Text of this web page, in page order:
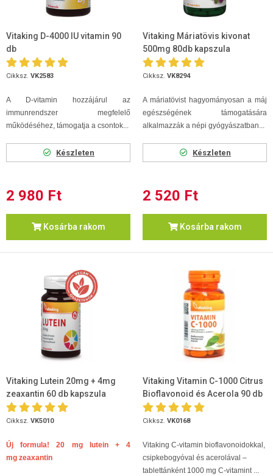
Vitaking D-4000 IU vitamin 90
db
Cikksz. VK2583
A D-vitamin hozzájárul az
immunrendszer megfelelő
működéséhez, támogatja a csontok...
Készleten
2 980 Ft
Kosárba rakom
Vitaking Máriatövis kivonat
500mg 80db kapszula
Cikksz. VK8294
A máriatövist hagyományosan a máj
egészségének támogatására
alkalmazzák a népi gyógyászatban...
Készleten
2 520 Ft
Kosárba rakom
Vitaking Lutein 20mg + 4mg
zeaxantin 60 db kapszula
Cikksz. VK5010
Új formula! 20 mg lutein + 4
mg zeaxantin
Vitaking Vitamin C-1000 Citrus
Bioflavonoid és Acerola 90 db
Cikksz. VK0168
Vitaking C-vitamin bioflavonoidokkal,
csipkebogyóval és acerolával –
tablettánként 1000 mg C-vitamint ...